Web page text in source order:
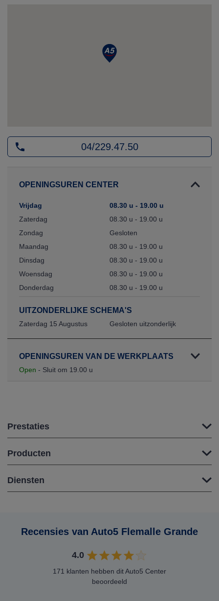
04/229.47.50
OPENINGSUREN CENTER
Vrijdag
08.30 u - 19.00 u
Zaterdag
08.30 u - 19.00 u
Zondag
Gesloten
Maandag
08.30 u - 19.00 u
Dinsdag
08.30 u - 19.00 u
Woensdag
08.30 u - 19.00 u
Donderdag
08.30 u - 19.00 u
UITZONDERLIJKE SCHEMA'S
Zaterdag 15 Augustus Gesloten uitzonderlijk
OPENINGSUREN VAN DE WERKPLAATS
Open - Sluit om 19.00 u
Prestaties
Producten
Diensten
Recensies van Auto5 Flemalle Grande
4.0
171 klanten hebben dit Auto5 Center
beoordeeld